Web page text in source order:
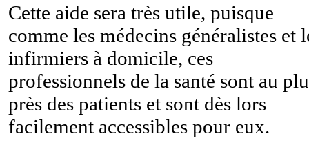
Cette aide sera très utile, puisque
comme les médecins généralistes et
infirmiers à domicile, ces
professionnels de la santé sont au
près des patients et sont dès lors
facilement accessibles pour eux.